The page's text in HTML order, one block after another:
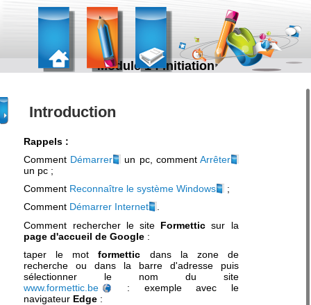
Module 1 : Initiation
Introduction
Rappels :
Comment Démarrer un pc, comment Arrêter
un pc ;
Comment Reconnaître le système Windows
;
Comment Démarrer Internet
.
Comment rechercher le site Formettic sur la
page d'accueil de Google :
taper le motformettic dans la zone de
recherche ou dans la barre d'adresse puis
sélectionner le nom du site
www.formettic.be
: exemple avec le
navigateur Edge :